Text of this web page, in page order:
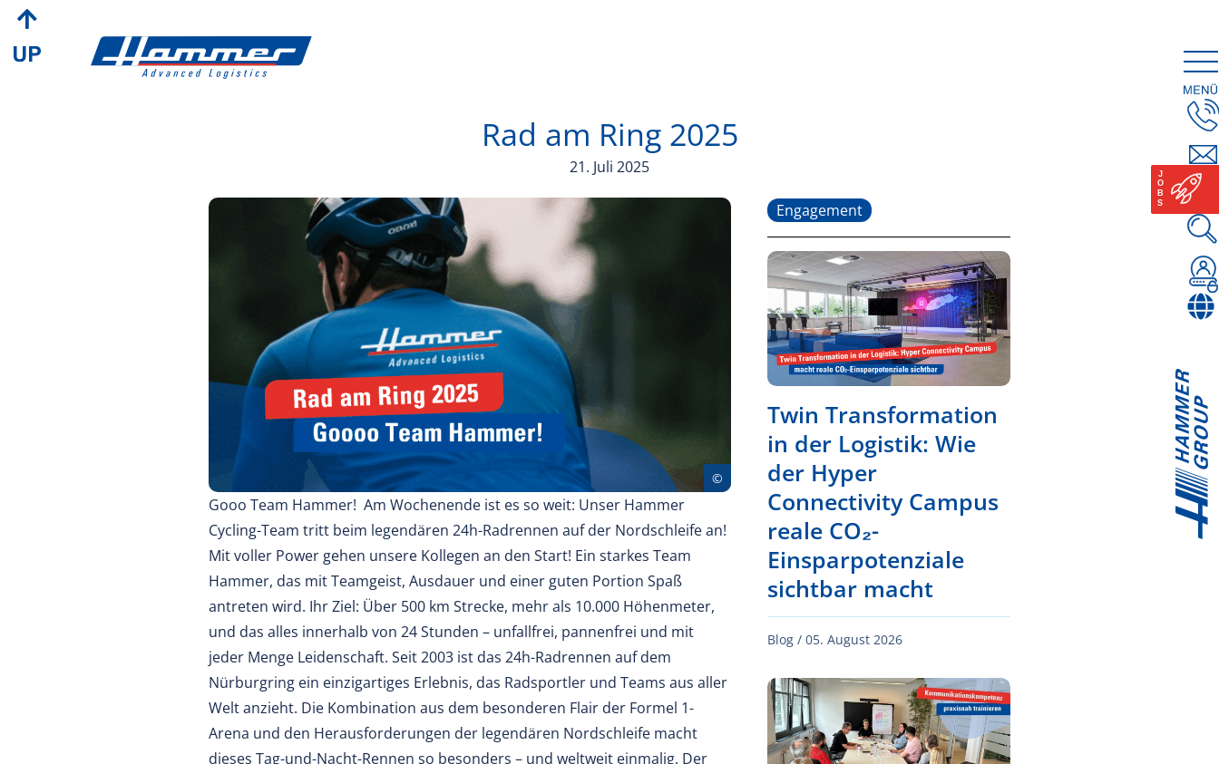
Rad am Ring 2025
21. Juli 2025
Gooo Team Hammer! Am Wochenende ist es so weit: Unser Hammer
Cycling-Team tritt beim legendären 24h-Radrennen auf der Nordschleife an!
Mit voller Power gehen unsere Kollegen an den Start! Ein starkes Team
Hammer, das mit Teamgeist, Ausdauer und einer guten Portion Spaß
antreten wird. Ihr Ziel: Über 500 km Strecke, mehr als 10.000 Höhenmeter,
und das alles innerhalb von 24 Stunden – unfallfrei, pannenfrei und mit
jeder Menge Leidenschaft. Seit 2003 ist das 24h-Radrennen auf dem
Nürburgring ein einzigartiges Erlebnis, das Radsportler und Teams aus aller
Welt anzieht. Die Kombination aus dem besonderen Flair der Formel 1-
Arena und den Herausforderungen der legendären Nordschleife macht
dieses Tag-und-Nacht-Rennen so besonders – und weltweit einmalig. Der
Engagement
Twin Transformation
in der Logistik: Wie
der Hyper
Connectivity Campus
reale CO₂-
Einsparpotenziale
sichtbar macht
Blog / 05. August 2026